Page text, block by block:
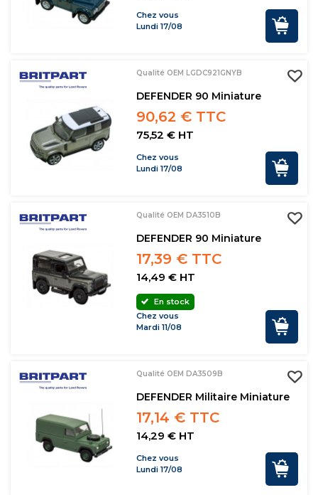
Chez vous
Lundi 17/08
Qualité OEM LGDC921GNYB
DEFENDER 90 Miniature
90,62 € TTC
75,52 € HT
Chez vous
Lundi 17/08
Qualité OEM DA3510B
DEFENDER 90 Miniature
17,39 € TTC
14,49 € HT
En stock
Chez vous
Mardi 11/08
Qualité OEM DA3509B
DEFENDER Militaire Miniature
17,14 € TTC
14,29 € HT
Chez vous
Lundi 17/08